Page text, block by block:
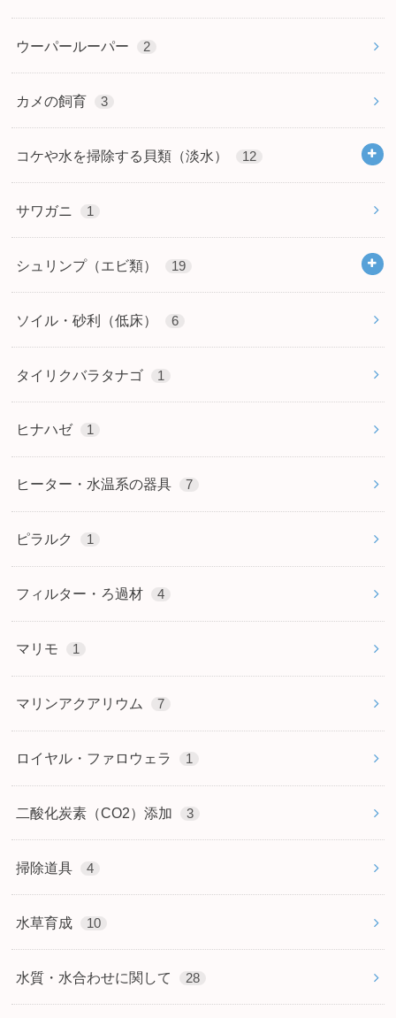
ウーパールーパー 2
カメの飼育 3
コケや水を掃除する貝類（淡水） 12
サワガニ 1
シュリンプ（エビ類） 19
ソイル・砂利（低床） 6
タイリクバラタナゴ 1
ヒナハゼ 1
ヒーター・水温系の器具 7
ピラルク 1
フィルター・ろ過材 4
マリモ 1
マリンアクアリウム 7
ロイヤル・ファロウェラ 1
二酸化炭素（CO2）添加 3
掃除道具 4
水草育成 10
水質・水合わせに関して 28